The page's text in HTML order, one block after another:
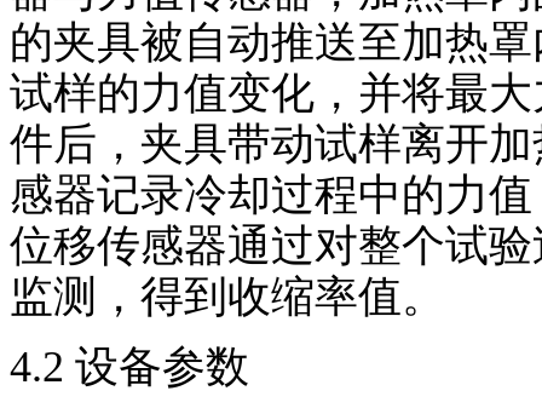
的夹具被自动推送至加热
试样的力值变化，并将最
件后，夹具带动试样离开
感器记录冷却过程中的力
位移传感器通过对整个试
监测，得到收缩率值。
4.2 设备参数